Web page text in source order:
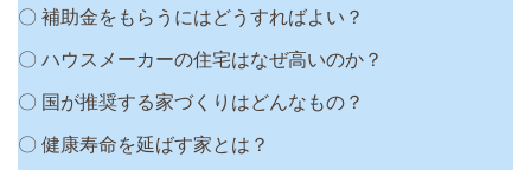
〇 補助金をもらうにはどうすればよい？
〇 ハウスメーカーの住宅はなぜ高いのか？
〇 国が推奨する家づくりはどんなもの？
〇 健康寿命を延ばす家とは？